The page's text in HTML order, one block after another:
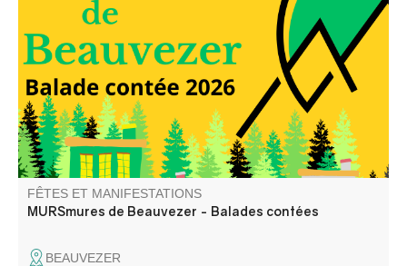
Elli la conteuse vous balade dans les rues du village et
dans le temps, à travers les anecdotes glanées auprès
des habitants du village.
FÊTES ET MANIFESTATIONS
MURSmures de Beauvezer - Balades contées
BEAUVEZER